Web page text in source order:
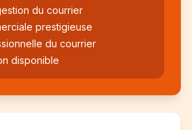
du courrier
prestigieuse
du courrier
disponible